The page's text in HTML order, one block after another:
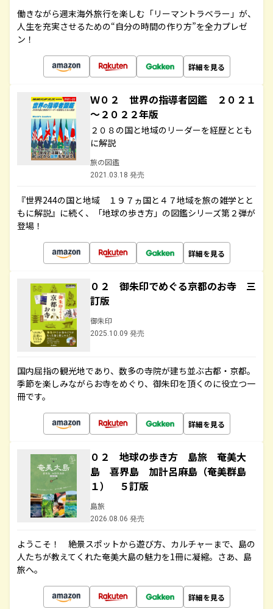
働きながら週末海外旅行を楽しむ「リーマントラベラー」が、
人生を充実させるための“自分の時間の作り方”を全力プレゼ
ン！
詳細を見る
Ｗ０２ 世界の指導者図鑑 ２０２１
～２０２２年版
２０８の国と地域のリーダーを経歴ととも
に解説
旅の図鑑
2021.03.18 発売
『世界244の国と地域 １９７ヵ国と４７地域を旅の雑学とと
もに解説』に続く、「地球の歩き方」の図鑑シリーズ第２弾が
登場！
詳細を見る
０２ 御朱印でめぐる京都のお寺 三
訂版
御朱印
2025.10.09 発売
国内屈指の観光地であり、数多の寺院が建ち並ぶ古都・京都。
季節を楽しみながらお寺をめぐり、御朱印を頂くのに役立つ一
冊です。
詳細を見る
０２ 地球の歩き方 島旅 奄美大
島 喜界島 加計呂麻島（奄美群島
１） ５訂版
島旅
2026.08.06 発売
ようこそ！ 絶景スポットから遊び方、カルチャーまで、島の
人たちが教えてくれた奄美大島の魅力を1冊に凝縮。さあ、島
旅へ。
詳細を見る